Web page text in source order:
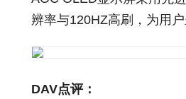
辨率与120HZ高刷，为用
DAV点评：